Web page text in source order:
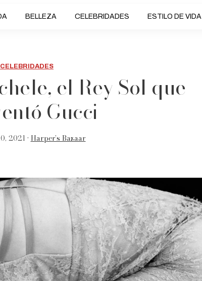
BELLEZA CELEBRIDADES ESTILO DE VIDA
CELEBRIDADES
el Rey Sol que
Gucci
2021 • Harper’s Bazaar